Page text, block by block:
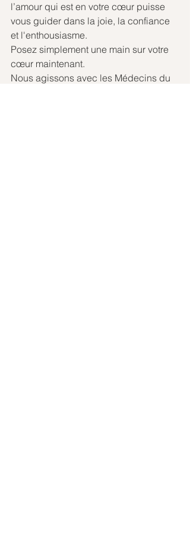
l’amour qui est en votre cœur puisse
vous guider dans la joie, la confiance
et l'enthousiasme.
Posez simplement une main sur votre
cœur maintenant.
Nous agissons avec les Médecins du